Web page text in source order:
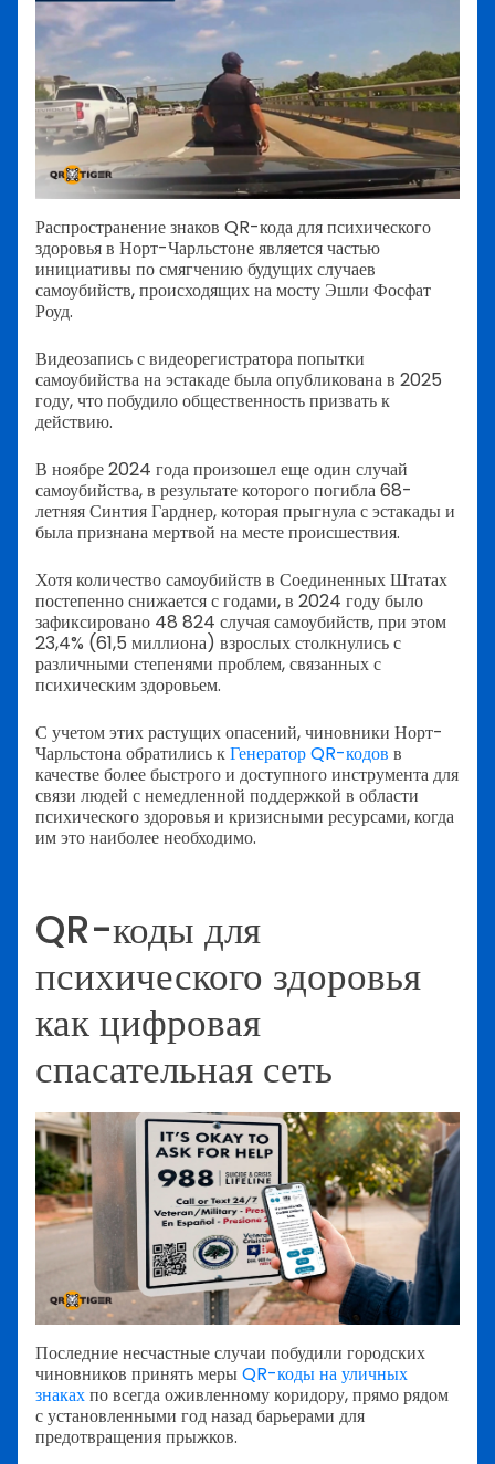
Распространение знаков QR-кода для психического
здоровья в Норт-Чарльстоне является частью
инициативы по смягчению будущих случаев
самоубийств, происходящих на мосту Эшли Фосфат
Роуд.
Видеозапись с видеорегистратора попытки
самоубийства на эстакаде была опубликована в 2025
году, что побудило общественность призвать к
действию.
В ноябре 2024 года произошел еще один случай
самоубийства, в результате которого погибла 68-
летняя Синтия Гарднер, которая прыгнула с эстакады и
была признана мертвой на месте происшествия.
Хотя количество самоубийств в Соединенных Штатах
постепенно снижается с годами, в 2024 году было
зафиксировано 48 824 случая самоубийств, при этом
23,4% (61,5 миллиона) взрослых столкнулись с
различными степенями проблем, связанных с
психическим здоровьем.
С учетом этих растущих опасений, чиновники Норт-
Чарльстона обратились кГенератор QR-кодов в
качестве более быстрого и доступного инструмента для
связи людей с немедленной поддержкой в области
психического здоровья и кризисными ресурсами, когда
им это наиболее необходимо.
QR-коды для
психического здоровья
как цифровая
спасательная сеть
Последние несчастные случаи побудили городских
чиновников принять мерыQR-коды на уличных
знакахпо всегда оживленному коридору, прямо рядом
с установленными год назад барьерами для
предотвращения прыжков.